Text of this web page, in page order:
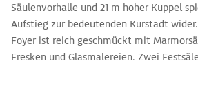
Säulenvorhalle und 21 m hoher Kuppel
Aufstieg zur bedeutenden Kurstadt
Foyer ist reich geschmückt mit
Fresken und Glasmalereien. Zwei